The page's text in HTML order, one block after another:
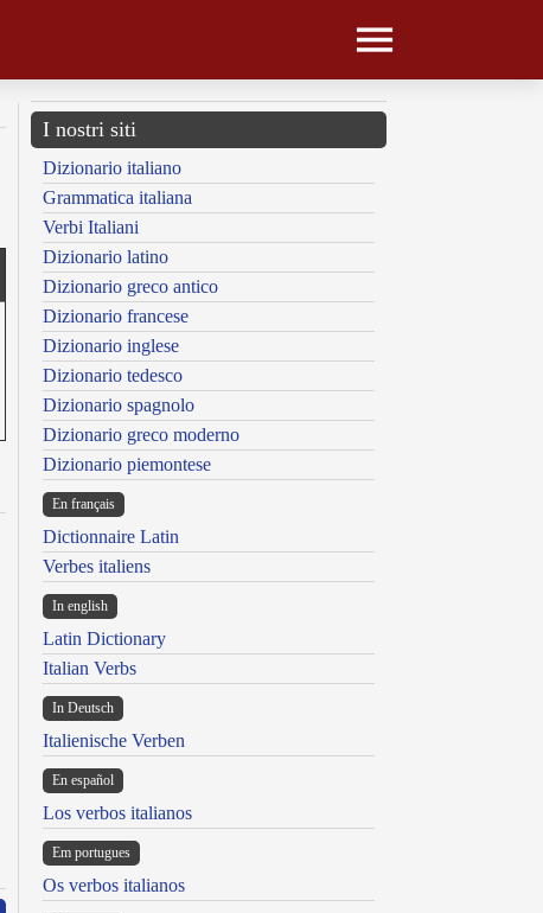
I nostri siti
Dizionario italiano
Grammatica italiana
Verbi Italiani
Dizionario latino
Dizionario greco antico
Dizionario francese
Dizionario inglese
Dizionario tedesco
Dizionario spagnolo
Dizionario greco moderno
Dizionario piemontese
En français
Dictionnaire Latin
Verbes italiens
In english
Latin Dictionary
Italian Verbs
In Deutsch
Italienische Verben
En español
Los verbos italianos
Em portugues
Os verbos italianos